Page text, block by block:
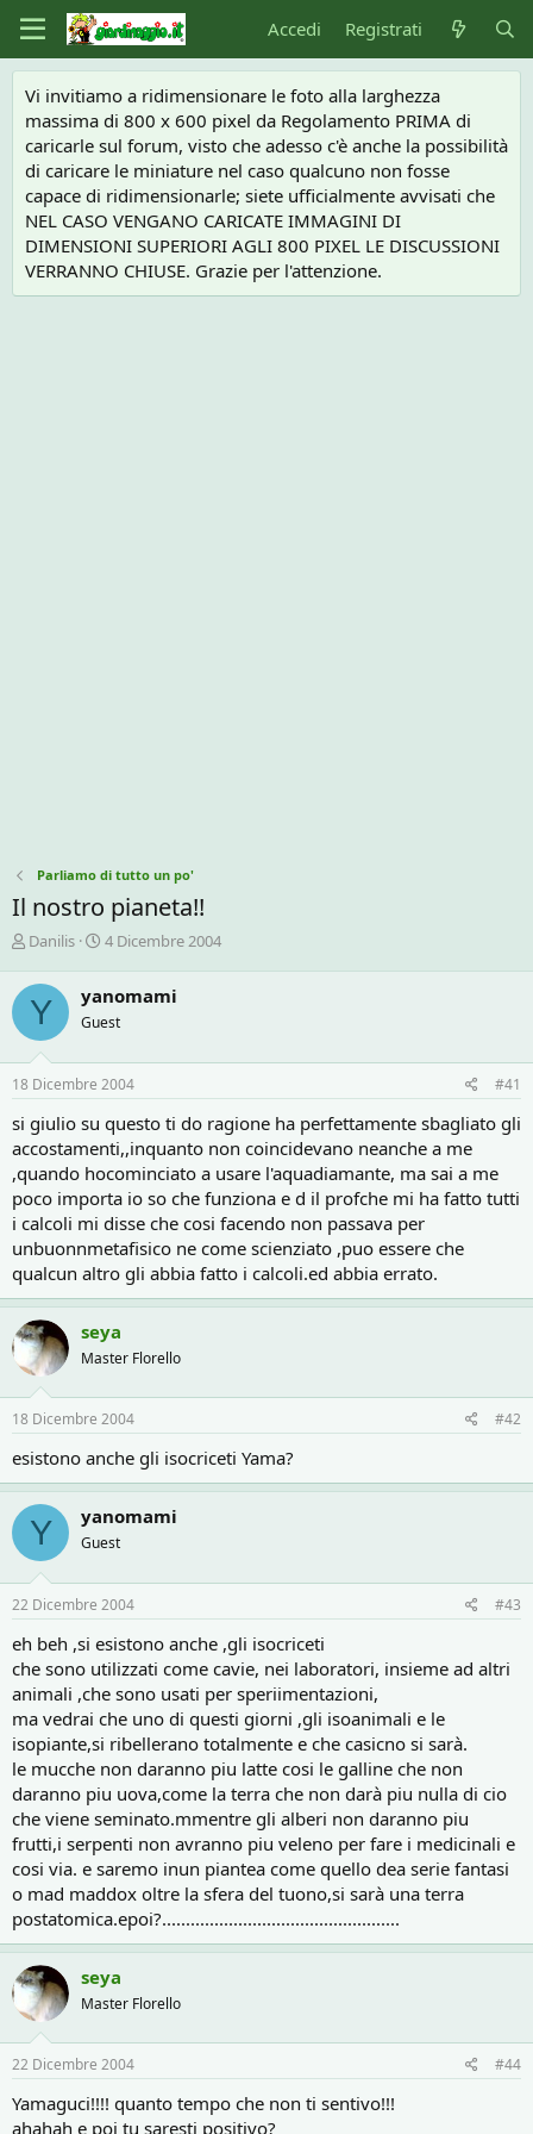
Accedi Registrati
Vi invitiamo a ridimensionare le foto alla larghezza
massima di 800 x 600 pixel da Regolamento PRIMA di
caricarle sul forum, visto che adesso c'è anche la possibilità
di caricare le miniature nel caso qualcuno non fosse
capace di ridimensionarle; siete ufficialmente avvisati che
NEL CASO VENGANO CARICATE IMMAGINI DI
DIMENSIONI SUPERIORI AGLI 800 PIXEL LE DISCUSSIONI
VERRANNO CHIUSE. Grazie per l'attenzione.
Parliamo di tutto un po'
Il nostro pianeta!!
C
e
a
o
r
e
i
s
c
u
s
i
o
n
e
Danilis
D
a
d
i
n
z
i
o
4 Dicembre 2004
Y yanomami
Guest
18 Dicembre 2004 #41
si giulio su questo ti do ragione ha perfettamente sbagliato gli
accostamenti,,inquanto non coincidevano neanche a me
,quando hocominciato a usare l'aquadiamante, ma sai a me
poco importa io so che funziona e d il profche mi ha fatto tutti
i calcoli mi disse che cosi facendo non passava per
unbuonnmetafisico ne come scienziato ,puo essere che
qualcun altro gli abbia fatto i calcoli.ed abbia errato.
seya
Master Florello
18 Dicembre 2004 #42
esistono anche gli isocriceti Yama?
Y yanomami
Guest
22 Dicembre 2004 #43
eh beh ,si esistono anche ,gli isocriceti
che sono utilizzati come cavie, nei laboratori, insieme ad altri
animali ,che sono usati per speriimentazioni,
ma vedrai che uno di questi giorni ,gli isoanimali e le
isopiante,si ribellerano totalmente e che casicno si sarà.
le mucche non daranno piu latte cosi le galline che non
daranno piu uova,come la terra che non darà piu nulla di cio
che viene seminato.mmentre gli alberi non daranno piu
frutti,i serpenti non avranno piu veleno per fare i medicinali e
cosi via. e saremo inun piantea come quello dea serie fantasi
o mad maddox oltre la sfera del tuono,si sarà una terra
postatomica.epoi?..................................................
seya
Master Florello
22 Dicembre 2004 #44
Yamaguci!!!! quanto tempo che non ti sentivo!!!
ahahah e poi tu saresti positivo?